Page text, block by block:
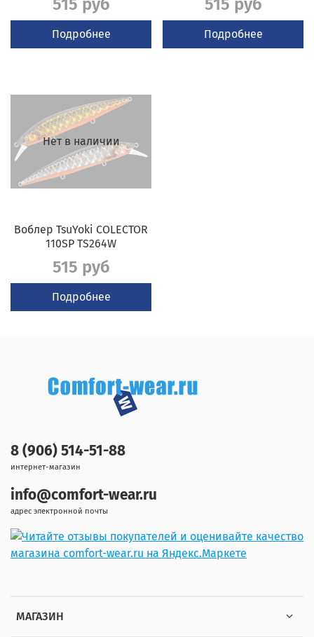
515 руб
Подробнее
515 руб
Подробнее
Нет в наличии
Воблер TsuYoki COLECTOR
110SP TS264W
515 руб
Подробнее
МАГАЗИН
8 (906) 514-51-88
интернет-магазин
info@comfort-wear.ru
адрес электронной почты